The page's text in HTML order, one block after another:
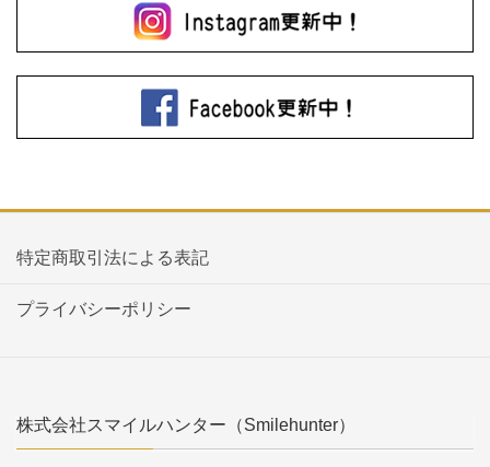
特定商取引法による表記
プライバシーポリシー
株式会社スマイルハンター（Smilehunter）